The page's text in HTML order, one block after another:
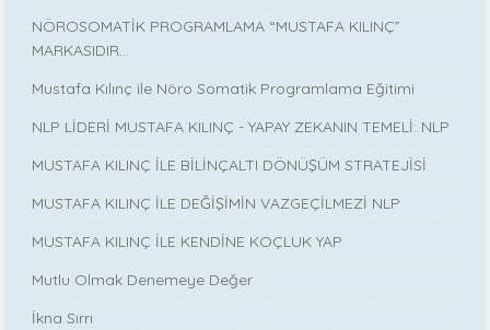
NÖROSOMATİK PROGRAMLAMA “MUSTAFA KILINÇ”
MARKASIDIR…
Mustafa Kılınç ile Nöro Somatik Programlama Eğitimi
NLP LİDERİ MUSTAFA KILINÇ - YAPAY ZEKANIN TEMELİ: NLP
MUSTAFA KILINÇ İLE BİLİNÇALTI DÖNÜŞÜM STRATEJİSİ
MUSTAFA KILINÇ İLE DEĞİŞİMİN VAZGEÇİLMEZİ NLP
MUSTAFA KILINÇ İLE KENDİNE KOÇLUK YAP
Mutlu Olmak Denemeye Değer
İkna Sırrı